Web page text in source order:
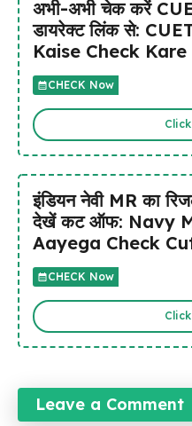
अभी-अभी चेक करें
डायरेक्ट लिंक से:
Kaise Check
CHECK Now
इंडियन नेवी MR का
देखें कट ऑफ: Navy
Aayega Check
CHECK Now
Leave a Comment